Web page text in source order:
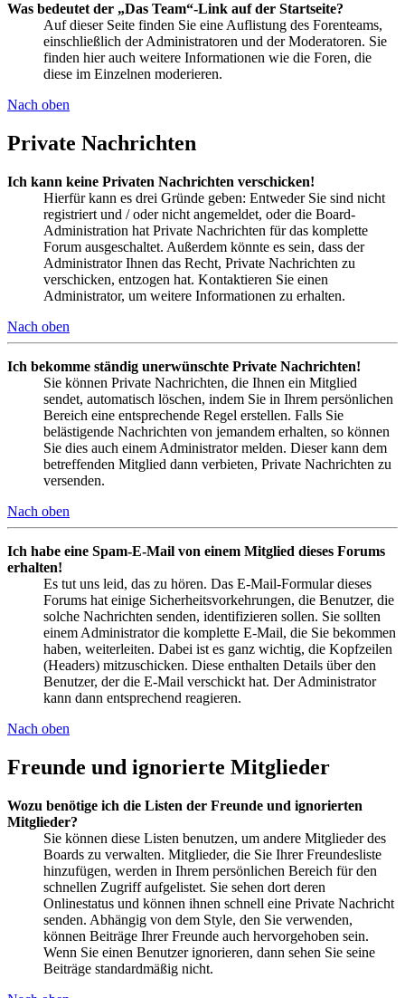
Was bedeutet der „Das Team“-Link auf der Startseite?
Auf dieser Seite finden Sie eine Auflistung des Forenteams,
einschließlich der Administratoren und der Moderatoren. Sie
finden hier auch weitere Informationen wie die Foren, die
diese im Einzelnen moderieren.
Nach oben
Private Nachrichten
Ich kann keine Privaten Nachrichten verschicken!
Hierfür kann es drei Gründe geben: Entweder Sie sind nicht
registriert und / oder nicht angemeldet, oder die Board-
Administration hat Private Nachrichten für das komplette
Forum ausgeschaltet. Außerdem könnte es sein, dass der
Administrator Ihnen das Recht, Private Nachrichten zu
verschicken, entzogen hat. Kontaktieren Sie einen
Administrator, um weitere Informationen zu erhalten.
Nach oben
Ich bekomme ständig unerwünschte Private Nachrichten!
Sie können Private Nachrichten, die Ihnen ein Mitglied
sendet, automatisch löschen, indem Sie in Ihrem persönlichen
Bereich eine entsprechende Regel erstellen. Falls Sie
belästigende Nachrichten von jemandem erhalten, so können
Sie dies auch einem Administrator melden. Dieser kann dem
betreffenden Mitglied dann verbieten, Private Nachrichten zu
versenden.
Nach oben
Ich habe eine Spam-E-Mail von einem Mitglied dieses Forums
erhalten!
Es tut uns leid, das zu hören. Das E-Mail-Formular dieses
Forums hat einige Sicherheitsvorkehrungen, die Benutzer, die
solche Nachrichten senden, identifizieren sollen. Sie sollten
einem Administrator die komplette E-Mail, die Sie bekommen
haben, weiterleiten. Dabei ist es ganz wichtig, die Kopfzeilen
(Headers) mitzuschicken. Diese enthalten Details über den
Benutzer, der die E-Mail verschickt hat. Der Administrator
kann dann entsprechend reagieren.
Nach oben
Freunde und ignorierte Mitglieder
Wozu benötige ich die Listen der Freunde und ignorierten
Mitglieder?
Sie können diese Listen benutzen, um andere Mitglieder des
Boards zu verwalten. Mitglieder, die Sie Ihrer Freundesliste
hinzufügen, werden in Ihrem persönlichen Bereich für den
schnellen Zugriff aufgelistet. Sie sehen dort deren
Onlinestatus und können ihnen schnell eine Private Nachricht
senden. Abhängig von dem Style, den Sie verwenden,
können Beiträge Ihrer Freunde auch hervorgehoben sein.
Wenn Sie einen Benutzer ignorieren, dann sehen Sie seine
Beiträge standardmäßig nicht.